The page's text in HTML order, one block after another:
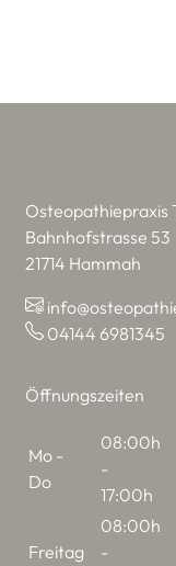
Osteopathiepraxis
Bahnhofstrasse 53
21714 Hammah
04144 6981345
Öffnungszeiten
Mo -
Do
08:00h
-
17:00h
Freitag
08:00h
-